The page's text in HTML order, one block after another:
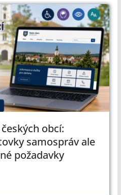
obcí:
samospráv ale
požadavky